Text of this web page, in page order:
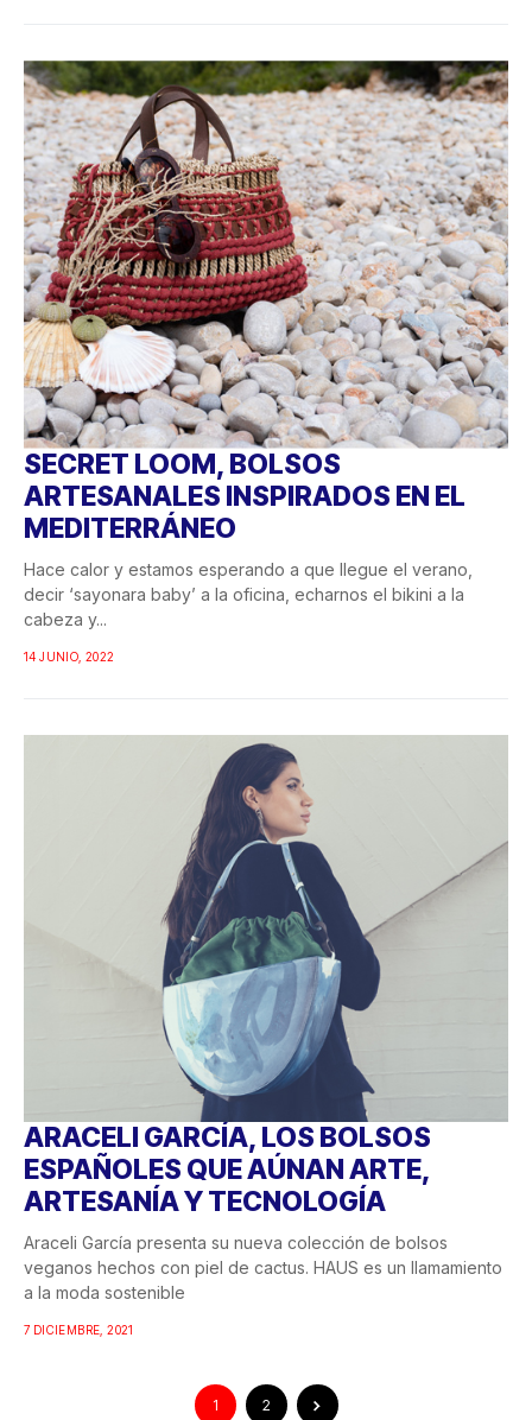
SECRET LOOM, BOLSOS
ARTESANALES INSPIRADOS EN EL
MEDITERRÁNEO
Hace calor y estamos esperando a que llegue el verano,
decir ‘sayonara baby’ a la oficina, echarnos el bikini a la
cabeza y...
14 JUNIO, 2022
ARACELI GARCÍA, LOS BOLSOS
ESPAÑOLES QUE AÚNAN ARTE,
ARTESANÍA Y TECNOLOGÍA
Araceli García presenta su nueva colección de bolsos
veganos hechos con piel de cactus. HAUS es un llamamiento
a la moda sostenible
7 DICIEMBRE, 2021
1 2